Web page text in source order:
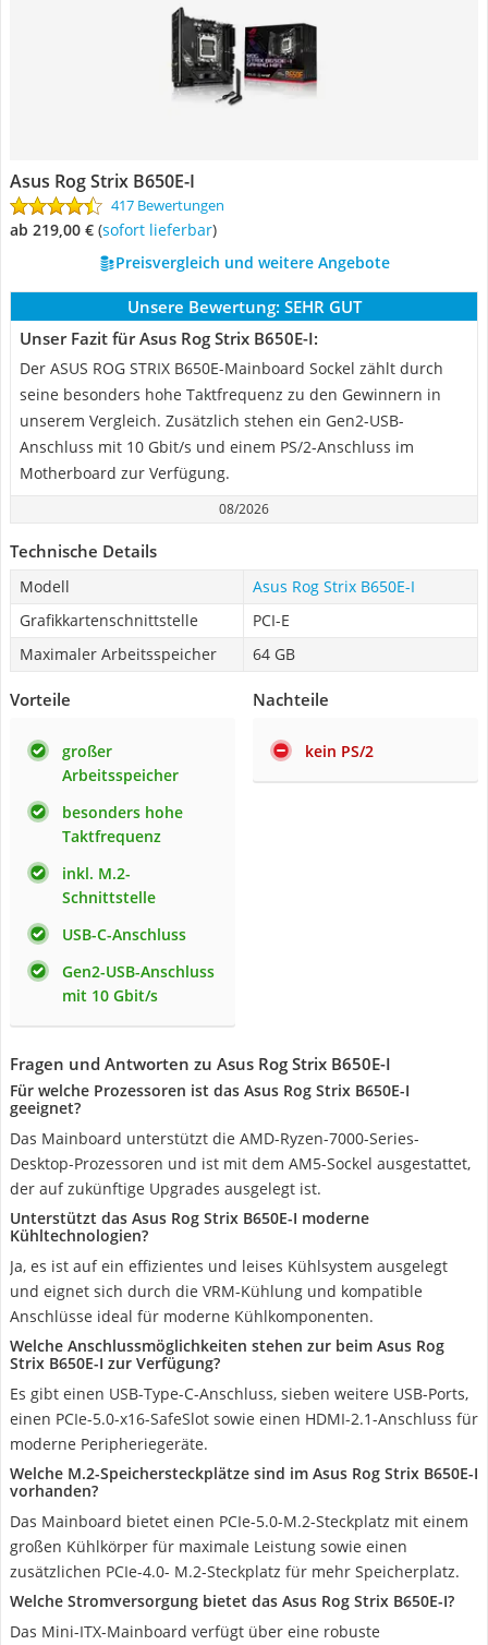
Asus Rog Strix B650E-I
417 Bewertungen
ab 219,00 € ( Sofort lieferbar)
Preisvergleich und weitere Angebote
Unsere Bewertung: SEHR GUT
Unser Fazit für Asus Rog Strix B650E-I:
Der ASUS ROG STRIX B650E-Mainboard Sockel zählt durch
seine besonders hohe Taktfrequenz zu den Gewinnern in
unserem Vergleich. Zusätzlich stehen ein Gen2-USB-
Anschluss mit 10 Gbit/s und einem PS/2-Anschluss im
Motherboard zur Verfügung.
08/2026
Technische Details
Modell
Asus Rog Strix B650E-I
Grafikkartenschnittstelle
PCI-E
Maximaler Arbeitsspeicher
64 GB
Vorteile
großer
Arbeitsspeicher
besonders hohe
Taktfrequenz
inkl. M.2-
Schnittstelle
USB-C-Anschluss
Gen2-USB-Anschluss
mit 10 Gbit/s
Nachteile
kein PS/2
Fragen und Antworten zu Asus Rog Strix B650E-I
Für welche Prozessoren ist das Asus Rog Strix B650E-I
geeignet?
Das Mainboard unterstützt die AMD-Ryzen-7000-Series-
Desktop-Prozessoren und ist mit dem AM5-Sockel ausgestattet,
der auf zukünftige Upgrades ausgelegt ist.
Unterstützt das Asus Rog Strix B650E-I moderne
Kühltechnologien?
Ja, es ist auf ein effizientes und leises Kühlsystem ausgelegt
und eignet sich durch die VRM-Kühlung und kompatible
Anschlüsse ideal für moderne Kühlkomponenten.
Welche Anschlussmöglichkeiten stehen zur beim Asus Rog
Strix B650E-I zur Verfügung?
Es gibt einen USB-Type-C-Anschluss, sieben weitere USB-Ports,
einen PCIe-5.0-x16-SafeSlot sowie einen HDMI-2.1-Anschluss für
moderne Peripheriegeräte.
Welche M.2-Speichersteckplätze sind im Asus Rog Strix B650E-I
vorhanden?
Das Mainboard bietet einen PCIe-5.0-M.2-Steckplatz mit einem
großen Kühlkörper für maximale Leistung sowie einen
zusätzlichen PCIe-4.0- M.2-Steckplatz für mehr Speicherplatz.
Welche Stromversorgung bietet das Asus Rog Strix B650E-I?
Das Mini-ITX-Mainboard verfügt über eine robuste